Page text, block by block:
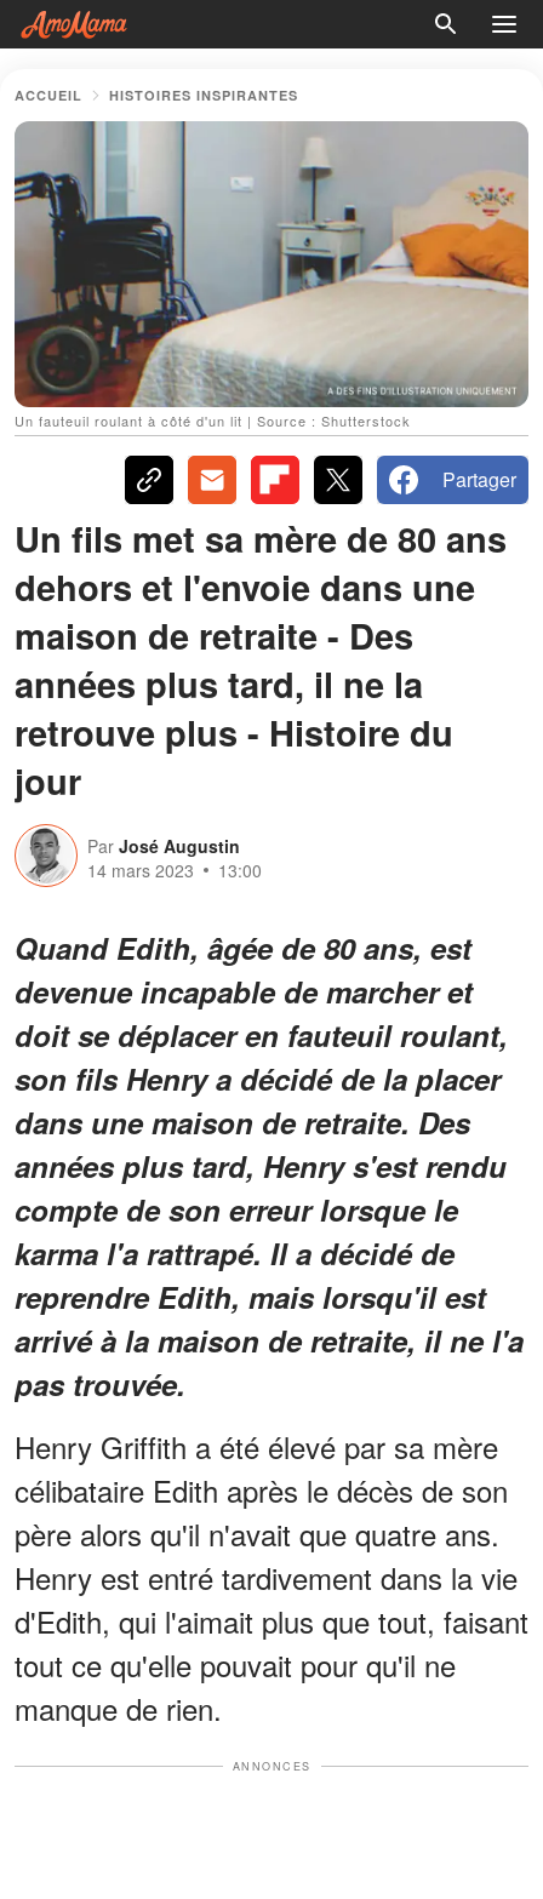
ACCUEIL HISTOIRES INSPIRANTES
Un fauteuil roulant à côté d'un lit | Source : Shutterstock
Partager
Un fils met sa mère de 80 ans
dehors et l'envoie dans une
maison de retraite - Des
années plus tard, il ne la
retrouve plus - Histoire du
jour
Par José Augustin
14 mars 2023
13:00
Quand Edith, âgée de 80 ans, est
devenue incapable de marcher et
doit se déplacer en fauteuil roulant,
son fils Henry a décidé de la placer
dans une maison de retraite. Des
années plus tard, Henry s'est rendu
compte de son erreur lorsque le
karma l'a rattrapé. Il a décidé de
reprendre Edith, mais lorsqu'il est
arrivé à la maison de retraite, il ne l'a
pas trouvée.
Henry Griffith a été élevé par sa mère
célibataire Edith après le décès de son
père alors qu'il n'avait que quatre ans.
Henry est entré tardivement dans la vie
d'Edith, qui l'aimait plus que tout, faisant
tout ce qu'elle pouvait pour qu'il ne
manque de rien.
ANNONCES